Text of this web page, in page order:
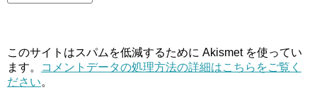
このサイトはスパムを低減するために Akismet を使ってい
ます。
コメントデータの処理方法の詳細はこちらをご覧く
ださい。